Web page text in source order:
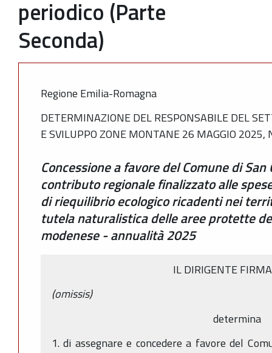
periodico (Parte
Seconda)
Regione Emilia-Romagna
DETERMINAZIONE DEL RESPONSABILE DEL
E SVILUPPO ZONE MONTANE 26 MAGGIO 2025,
Concessione a favore del Comune di
contributo regionale finalizzato alle
di riequilibrio ecologico ricadenti nei
tutela naturalistica delle aree protette
modenese - annualità 2025
IL DIRIGENTE
(omissis)
determina
1. di assegnare e concedere a favore del